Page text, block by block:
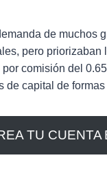
de muchos
pero
comisión del
de capital de
TU CUENTA